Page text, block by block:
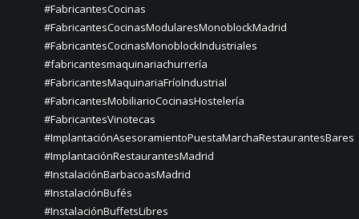
#FabricantesCocinas
#FabricantesCocinasModularesMonoblockMadrid
#FabricantesCocinasMonoblockIndustriales
#fabricantesmaquinariachurrería
#FabricantesMaquinariaFríoIndustrial
#FabricantesMobiliarioCocinasHostelería
#FabricantesVinotecas
#ImplantaciónAsesoramientoPuestaMarchaRestaurantesBares
#ImplantaciónRestaurantesMadrid
#InstalaciónBarbacoasMadrid
#InstalaciónBufés
#InstalaciónBuffetsLibres